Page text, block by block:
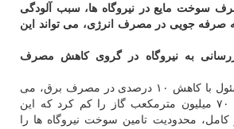
سوخت مایع در نیروگاه ها، سبب آلودگی
صرفه جویی در مصرف انرژی، می تواند این
به نیروگاه در گروی کاهش مصرف
به گفته این مقام مسئول با کاهش ۱۰ درصدی در مصرف برق، می
توان مصرف معادل، ۷۰ میلیون مترمکعب گاز را کم کرد که این
محدودیت تامین سوخت نیروگاه ها را